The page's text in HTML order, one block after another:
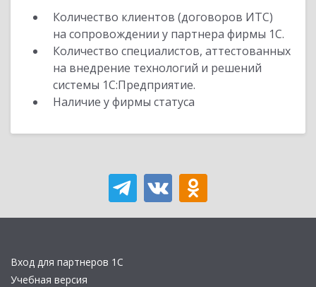
Количество клиентов (договоров ИТС)
на сопровождении у партнера фирмы 1С.
Количество специалистов, аттестованных
на внедрение технологий и решений
системы 1С:Предприятие.
Наличие у фирмы статуса
Вход для партнеров 1С
Учебная версия